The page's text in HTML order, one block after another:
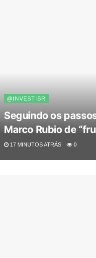
@INVESTIBR
Seguindo os
Marco Rubio de
17 MINUTOS ATRÁS 0